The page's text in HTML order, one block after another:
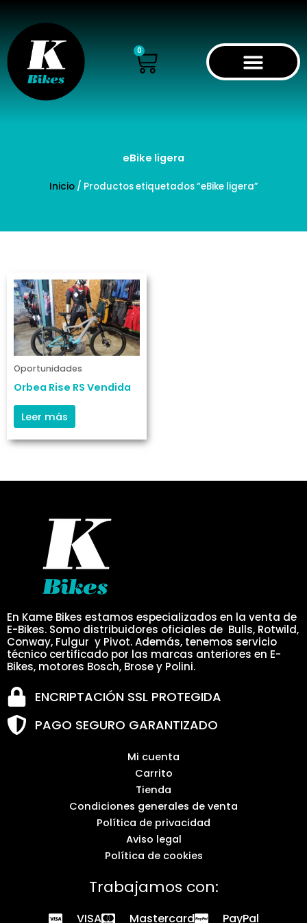
contenido
0
Cart
eBike ligera
Inicio/ Productos etiquetados “eBike ligera”
Oportunidades
Orbea Rise RS Vendida
Leer más
En Kame Bikes estamos especializados en la venta de
E-Bikes. Somo distribuidores oficiales de Bulls, Rotwild,
Conway, Fulgur y Pivot. Además, tenemos servicio
técnico certificado por las marcas anteriores en E-
Bikes, motores Bosch, Brose y Polini.
ENCRIPTACIÓN SSL PROTEGIDA
PAGO SEGURO GARANTIZADO
Mi cuenta
Carrito
Tienda
Condiciones generales de venta
Política de privacidad
Aviso legal
Política de cookies
Trabajamos con:
VISA Mastercard PayPal